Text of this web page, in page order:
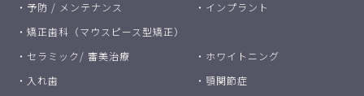
・予防 / メンテナンス
・インプラント
・矯正歯科（マウスピース型矯正）
・セラミック/ 審美治療
・ホワイトニング
・入れ歯
・顎関節症